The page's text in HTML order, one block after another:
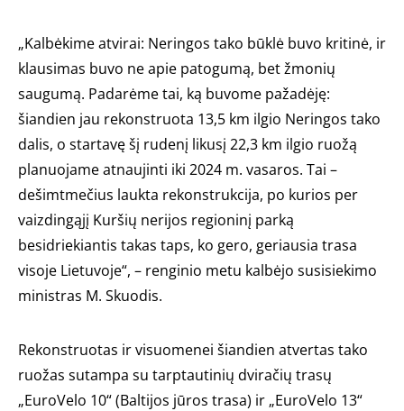
„Kalbėkime atvirai: Neringos tako būklė buvo kritinė, ir
klausimas buvo ne apie patogumą, bet žmonių
saugumą. Padarėme tai, ką buvome pažadėję:
šiandien jau rekonstruota 13,5 km ilgio Neringos tako
dalis, o startavę šį rudenį likusį 22,3 km ilgio ruožą
planuojame atnaujinti iki 2024 m. vasaros. Tai –
dešimtmečius laukta rekonstrukcija, po kurios per
vaizdingąjį Kuršių nerijos regioninį parką
besidriekiantis takas taps, ko gero, geriausia trasa
visoje Lietuvoje“, – renginio metu kalbėjo susisiekimo
ministras M. Skuodis.
Rekonstruotas ir visuomenei šiandien atvertas tako
ruožas sutampa su tarptautinių dviračių trasų
„EuroVelo 10“ (Baltijos jūros trasa) ir „EuroVelo 13“